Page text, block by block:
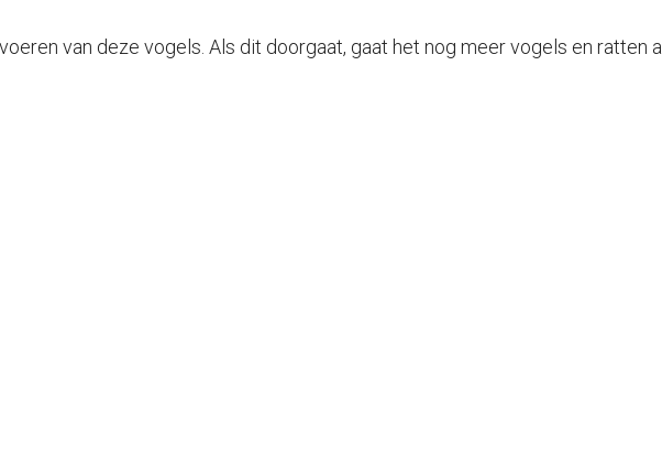
van deze vogels. Als dit doorgaat, gaat het nog meer vogels en ratten